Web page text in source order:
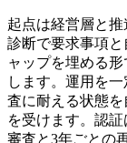
起点は経営層と
診断で要求事項
ャップを埋める
します。運用を
査に耐える状態
を受けます。認
審査と3年ごとの